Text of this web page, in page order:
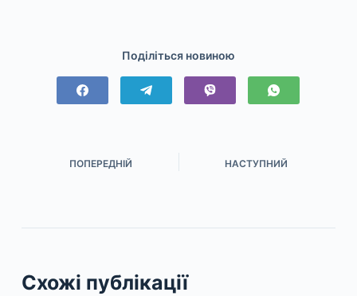
Поділіться новиною
ПОПЕРЕДНІЙ НАСТУПНИЙ
Схожі публікації